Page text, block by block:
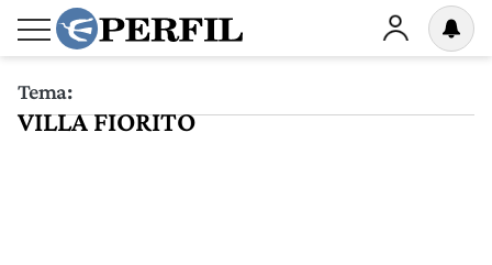
Tema:
VILLA FIORITO